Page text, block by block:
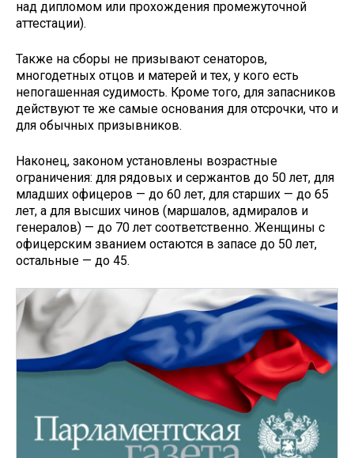
над дипломом или прохождения промежуточной
аттестации).
Также на сборы не призывают сенаторов,
многодетных отцов и матерей и тех, у кого есть
непогашенная судимость. Кроме того, для запасников
действуют те же самые основания для отсрочки, что и
для обычных призывников.
Наконец, законом установлены возрастные
ограничения: для рядовых и сержантов до 50 лет, для
младших офицеров — до 60 лет, для старших — до 65
лет, а для высших чинов (маршалов, адмиралов и
генералов) — до 70 лет соответственно. Женщины с
офицерским званием остаются в запасе до 50 лет,
остальные — до 45.